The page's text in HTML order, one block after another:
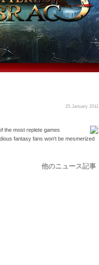
25.January 2011
the most replete games
fantasy fans won't be mesmerized
他のニュース記事